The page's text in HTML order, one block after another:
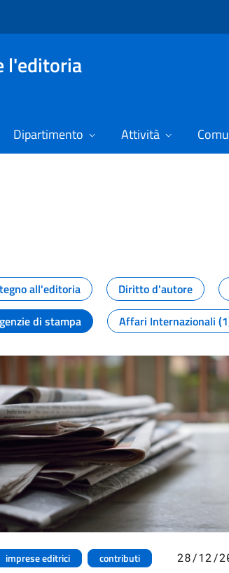
l'editoria
Dipartimento Attività
all'editoria Diritto d'autore
di stampa Affari Internazionali
imprese editrici contributi 28/12/